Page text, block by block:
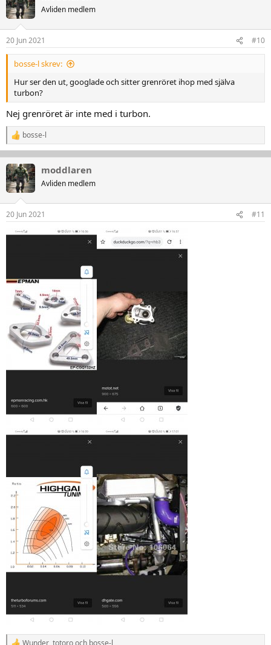
t
i
e
r
Avliden medlem
20 Jun 2021 #10
bosse-l skrev:
Hur ser den ut, googlade och sitter grenröret ihop med själva
turbon?
Nej grenröret är inte med i turbon.
R
e
a
k
t
i
n
e
:
bosse-l
moddlaren
Avliden medlem
20 Jun 2021 #11